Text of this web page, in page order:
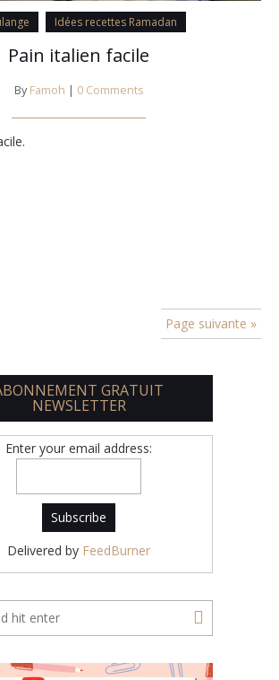
Idées recettes Ramadan
Pain italien facile
By Famoh | 0 Comments
Page suivante »
GRATUIT
NEWSLETTER
Enter your email address:
Delivered by FeedBurner